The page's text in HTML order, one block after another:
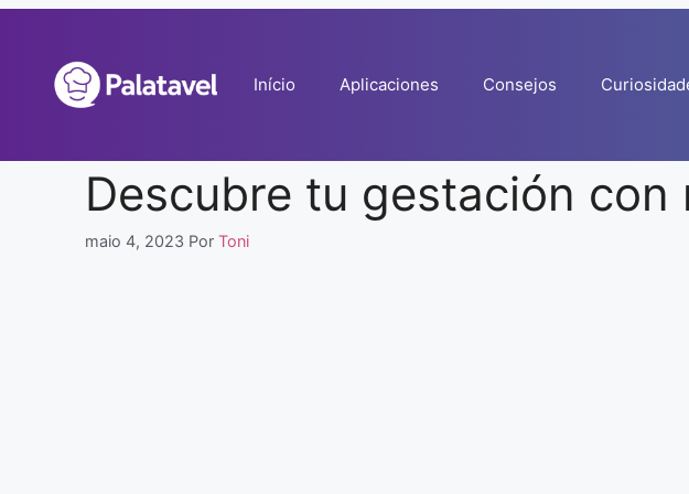
conteúdo
Início Aplicaciones Consejos
Descubre tu gestación con
maio 4, 2023 Por Toni